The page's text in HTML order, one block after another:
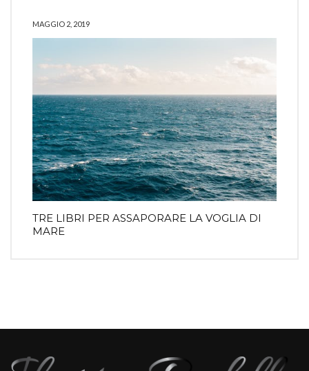
MAGGIO 2, 2019
TRE LIBRI PER ASSAPORARE LA VOGLIA DI
MARE